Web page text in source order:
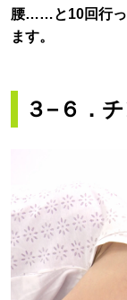
腰……と10回行っ
ます。
３−６．